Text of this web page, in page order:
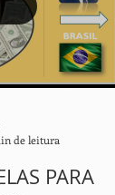
de leitura